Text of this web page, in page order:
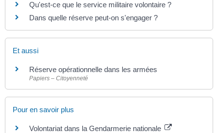
Qu'est-ce que le service militaire volontaire ?
Dans quelle réserve peut-on s'engager ?
Et aussi
Réserve opérationnelle dans les armées
Papiers – Citoyenneté
Pour en savoir plus
Volontariat dans la Gendarmerie nationale